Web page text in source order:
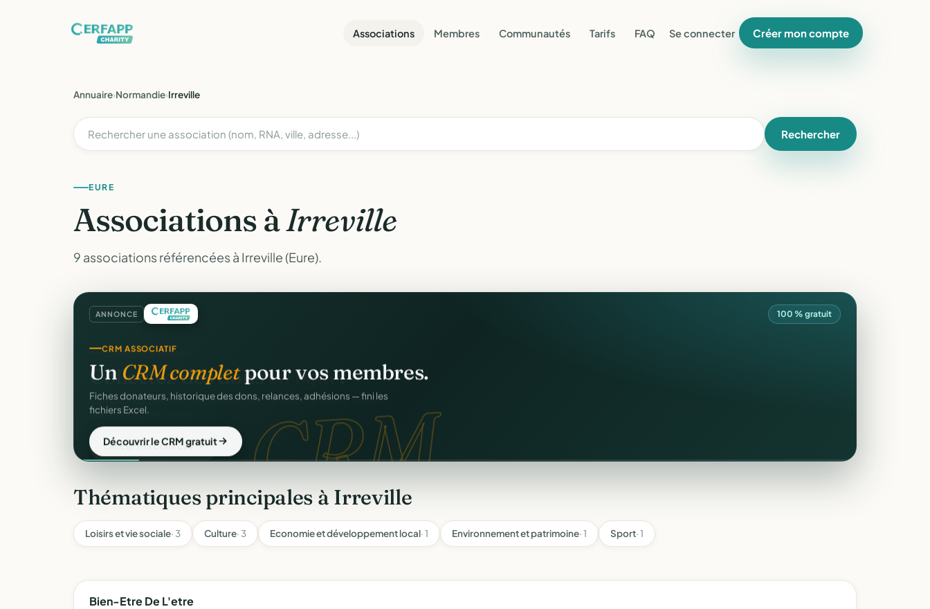
Associations Membres Communautés Tarifs FAQ Se connecter Créer mon compte
Annuaire›Normandie›Irreville
Rechercher
EURE
Associations àIrreville
9 associations référencées à Irreville (Eure).
ANNONCE 100 % gratuit
CRM.
CRM ASSOCIATIF
Un CRM completpour vos membres.
Fiches donateurs, historique des dons, relances, adhésions — fini les
fichiers Excel.
Découvrir le CRM gratuit
Thématiques principales à Irreville
Loisirs et vie sociale· 3 Culture· 3 Economie et développement local· 1 Environnement et patrimoine· 1 Sport· 1
Bien-Etre De L'etre